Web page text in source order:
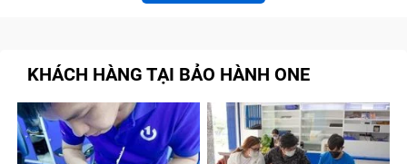
Thay vỏ laptop lenovo (đã bao gồm công)
nhanh chóng và chất lượng tại Bảo Hành One
Quy trình thay vỏ laptop lenovo (đã bao gồm
công) tại Bảo Hành One
KHÁCH HÀNG TẠI BẢO HÀNH ONE